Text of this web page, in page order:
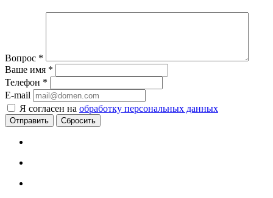
Вопрос *
Ваше имя *
Телефон *
E-mail
Я согласен на обработку персональных данных
Сбросить